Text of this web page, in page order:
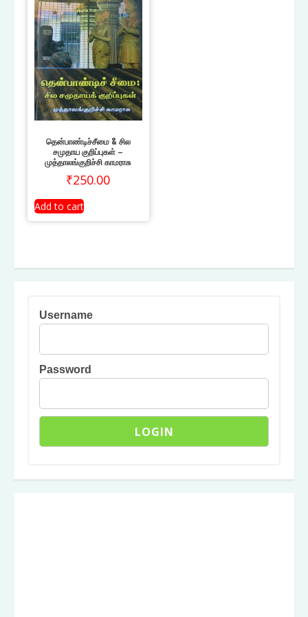
தென்பாண்டிச்சீமை & சில
சமுதாய குறிப்புகள் –
முத்தாலங்குறிச்சி காமராசு
₹250.00
Add to cart
Username
Password